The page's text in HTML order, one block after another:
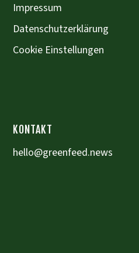
Impressum
Datenschutzerklärung
Cookie Einstellungen
KONTAKT
hello@greenfeed.news